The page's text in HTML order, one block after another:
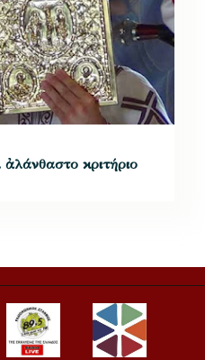
ἀλάνθαστο κριτήριο